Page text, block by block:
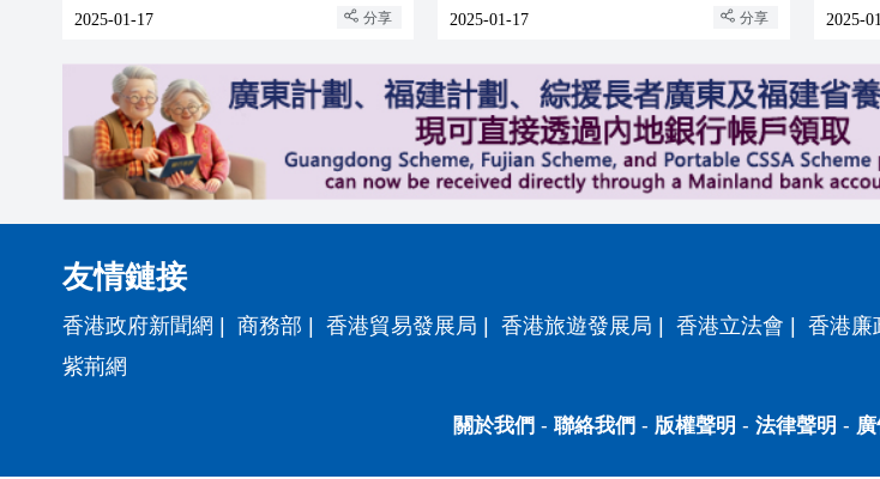
2025-01-17 分享 2025-01-17 分享 2025-
友情鏈接
香港政府新聞網 商務部 香港貿易發展局 香港旅遊發展局 香港立法會 香港廉
紫荊網
關於我們 - 聯絡我們 - 版權聲明 - 法律聲明 -